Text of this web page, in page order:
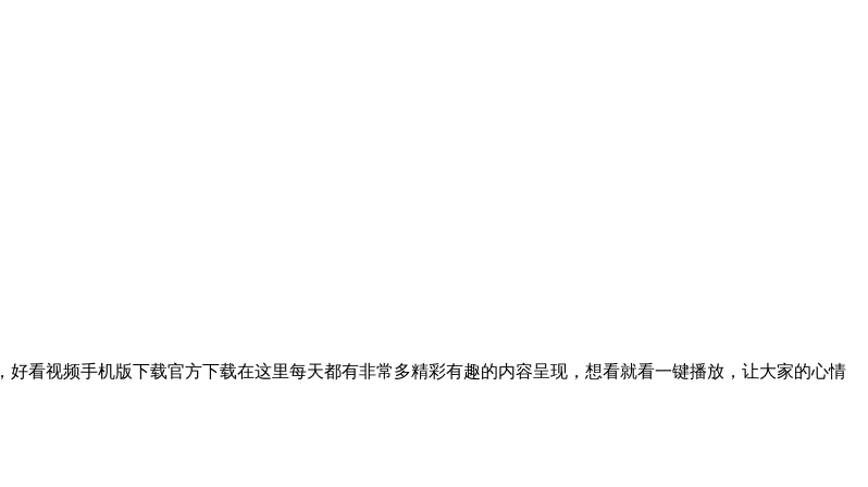
看视频手机版下载官方下载在这里每天都有非常多精彩有趣的内容呈现，想看就看一键播放，让大家的心情